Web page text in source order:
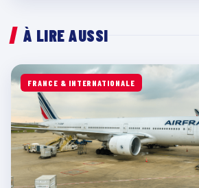
À LIRE AUSSI
FRANCE & INTERNATIONALE